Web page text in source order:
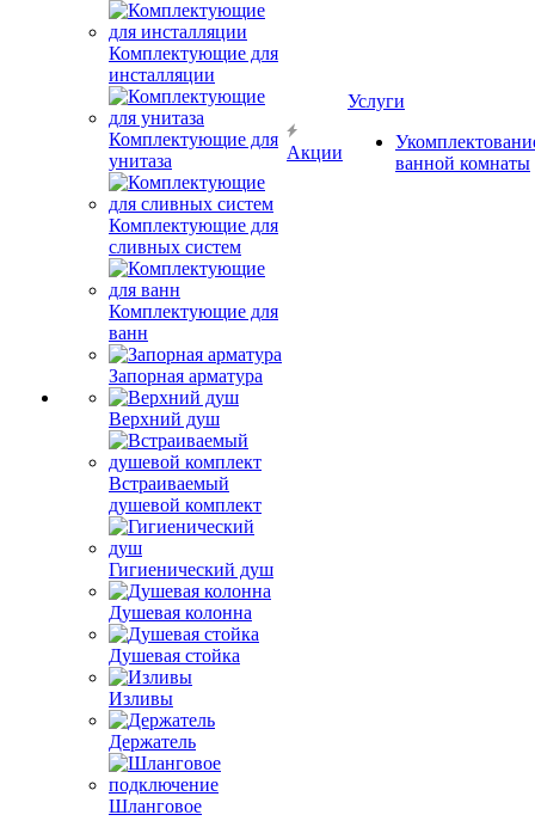
Комплектующие для
инсталляции
Комплектующие для
унитаза
Комплектующие для
сливных систем
Комплектующие для
ванн
Запорная арматура
Верхний душ
Встраиваемый
душевой комплект
Гигиенический душ
Душевая колонна
Душевая стойка
Изливы
Держатель
Шланговое
Акции
Услуги
ванной комнаты